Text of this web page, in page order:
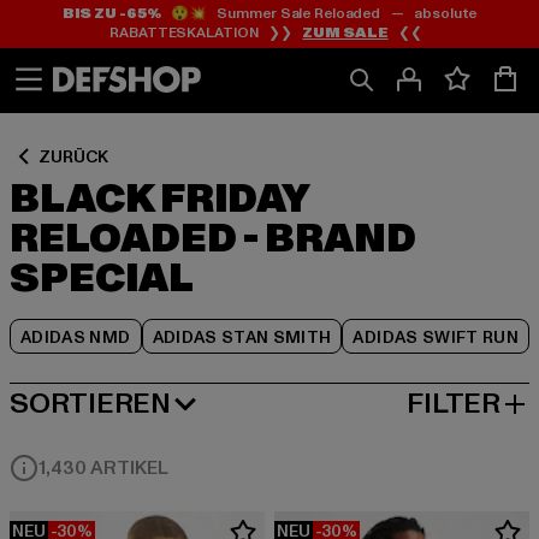
Zum
Inhalt
springen
Zum
Fußzeile
springen
BIS ZU -65%😲💥 Summer Sale Reloaded — absolute
RABATTESKALATION ❯❯ ZUM SALE ❮❮
ZURÜCK
BLACK FRIDAY
RELOADED - BRAND
SPECIAL
ADIDAS NMD ADIDAS STAN SMITH ADIDAS SWIFT RUN
Zum
Produktraster
springen
SORTIEREN
BELIEBTESTE FILTER
1,430 ARTIKEL
NEU -30% NEU -30%